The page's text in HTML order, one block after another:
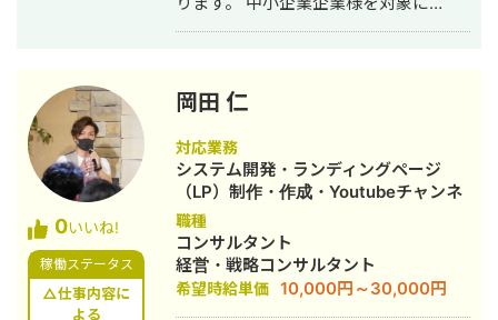
0いいね!
稼働ステータス
△仕事内容に
よる
岡田 仁
対応業務
システム開発・ランディングページ
（LP）制作・作成・Youtubeチャンネ
ル運営代行・立ち上げ・ECサイト構
築・ネットショップ作成代行・新規事
業立上・SNS運用代行・キャスティン
グ・ホームページ制作・作成・バナー
制作・デザイン・ロゴデザイン・作
職種
コンサルタント
経営・戦略コンサルタント
希望時給単価 10,000円～30,000円